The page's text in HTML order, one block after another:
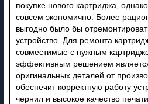
покупке нового картриджа,
совсем экономично. Более
выгодно было бы
устройство. Для ремонта
совместимые с нужным
эффективным решением
оригинальных деталей от
обеспечит корректную работу
чернил и высокое качество